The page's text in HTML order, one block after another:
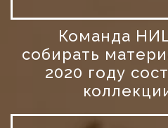
Команда
собирать
2020 году